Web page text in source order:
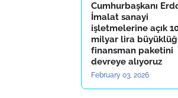
Cumhurbaşkanı
İmalat sanayi
işletmelerine açık
milyar lira
finansman paketini
devreye alıyoruz
February 03, 2026